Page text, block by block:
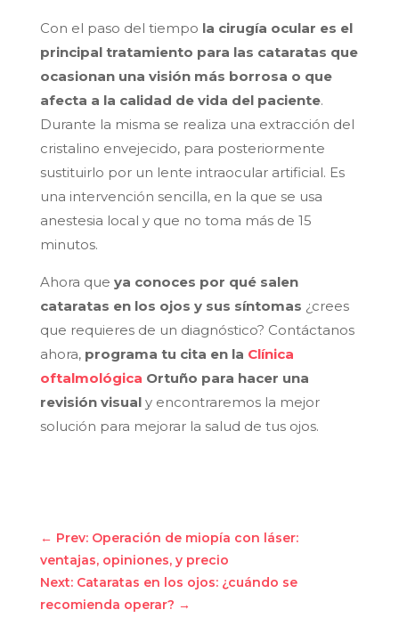
Con el paso del tiempo la cirugía ocular es el
principal tratamiento para las cataratas que
ocasionan una visión más borrosa o que
afecta a la calidad de vida del paciente.
Durante la misma se realiza una extracción del
cristalino envejecido, para posteriormente
sustituirlo por un lente intraocular artificial. Es
una intervención sencilla, en la que se usa
anestesia local y que no toma más de 15
minutos.
Ahora que ya conoces por qué salen
cataratas en los ojos y sus síntomas ¿crees
que requieres de un diagnóstico? Contáctanos
ahora, programa tu cita en la Clínica
oftalmológica Ortuño para hacer una
revisión visual y encontraremos la mejor
solución para mejorar la salud de tus ojos.
← Prev: Operación de miopía con láser:
ventajas, opiniones, y precio
Next: Cataratas en los ojos: ¿cuándo se
recomienda operar? →